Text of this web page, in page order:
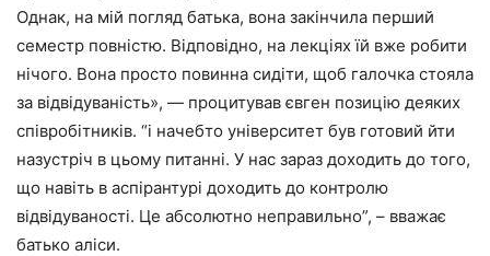
Однак, на мій погляд батька, вона закінчила перший
семестр повністю. Відповідно, на лекціях їй вже робити
нічого. Вона просто повинна сидіти, щоб галочка стояла
за відвідуваність», — процитував євген позицію деяких
співробітників. “і начебто університет був готовий йти
назустріч в цьому питанні. У нас зараз доходить до того,
що навіть в аспірантурі доходить до контролю
відвідуваності. Це абсолютно неправильно”, – вважає
батько аліси.